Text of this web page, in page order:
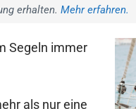
erhalten. Mehr erfahren.
Segeln immer
als nur eine